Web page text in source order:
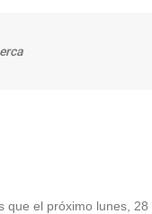
que el próximo lunes, 28